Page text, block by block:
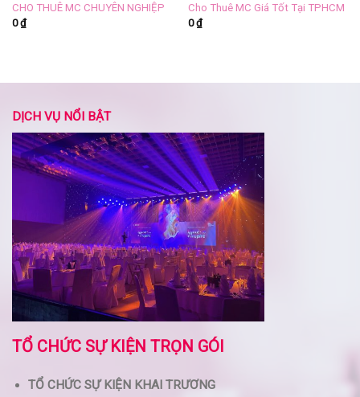
CHO THUÊ MC CHUYÊN NGHIỆP
0₫
Cho Thuê MC Giá Tốt Tại TPHCM
0₫
DỊCH VỤ NỔI BẬT
TỔ CHỨC SỰ KIỆN TRỌN GÓI
TỔ CHỨC SỰ KIỆN KHAI TRƯƠNG